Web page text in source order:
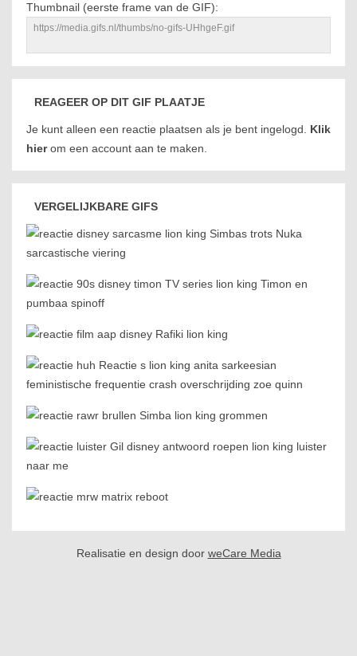
Thumbnail (eerste frame van de GIF):
REAGEER OP DIT GIF PLAATJE
Je kunt alleen een reactie plaatsen als je bent ingelogd. Klik
hierom een account aan te maken.
VERGELIJKBARE GIFS
Realisatie en design door weCare Media